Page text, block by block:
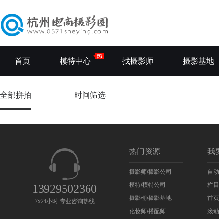
首页 模特中心 找摄影师 摄影基地
全部拼拍 时间筛选
13929502360
7x24小时 专业咨询热线
热门资源
摄影师/摄影公司
模特/模特公司
摄影棚/摄影基地
化妆师/搭配师
我
自
栏
首
滚